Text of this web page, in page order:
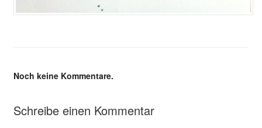
Noch keine Kommentare.
Schreibe einen Kommentar